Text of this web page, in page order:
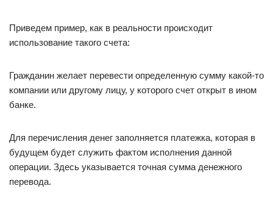
Приведем пример, как в реальности происходит
использование такого счета:
Гражданин желает перевести определенную сумму какой-то
компании или другому лицу, у которого счет открыт в ином
банке.
Для перечисления денег заполняется платежка, которая в
будущем будет служить фактом исполнения данной
операции. Здесь указывается точная сумма денежного
перевода.